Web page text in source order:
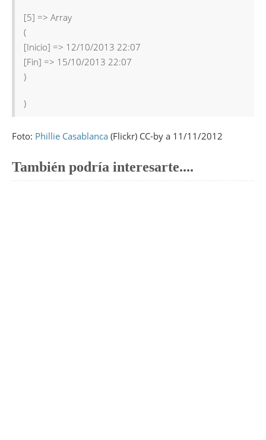
[5] => Array
(
[Inicio] => 12/10/2013 22:07
[Fin] => 15/10/2013 22:07
)
)
Foto: Phillie Casablanca (Flickr) CC-by a 11/11/2012
También podría interesarte....